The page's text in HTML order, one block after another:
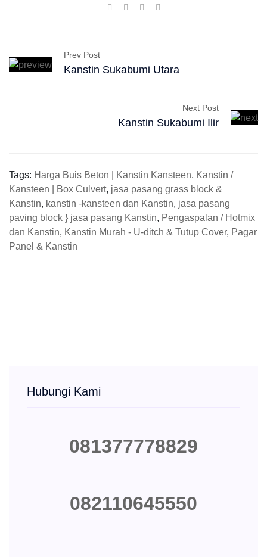
Prev Post
Kanstin Sukabumi Utara
Next Post
Kanstin Sukabumi Ilir
Tags: Harga Buis Beton | Kanstin Kansteen, Kanstin /
Kansteen | Box Culvert, jasa pasang grass block &
Kanstin, kanstin -kansteen dan Kanstin, jasa pasang
paving block } jasa pasang Kanstin, Pengaspalan / Hotmix
dan Kanstin, Kanstin Murah - U-ditch & Tutup Cover, Pagar
Panel & Kanstin
Hubungi Kami
081377778829
082110645550